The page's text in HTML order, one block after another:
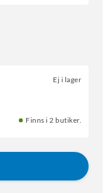
Ej i lager
Finns i 2 butiker.